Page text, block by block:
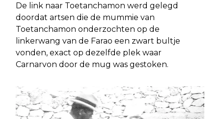
De link naar Toetanchamon werd gelegd
doordat artsen die de mummie van
Toetanchamon onderzochten op de
linkerwang van de Farao een zwart bultje
vonden, exact op dezelfde plek waar
Carnarvon door de mug was gestoken.